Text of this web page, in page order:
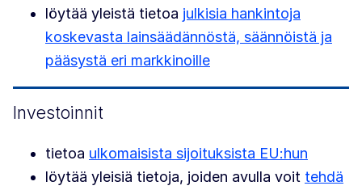
löytää yleistä tietoa julkisia hankintoja
koskevasta lainsäädännöstä, säännöistä ja
pääsystä eri markkinoille
Investoinnit
tietoa ulkomaisista sijoituksista EU:hun
löytää yleisiä tietoja, joiden avulla voit tehdä